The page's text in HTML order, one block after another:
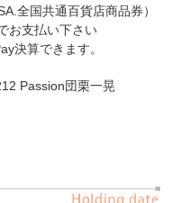
全国共通百貨店商品券）
お支払い下さい
決算できます。
Passion団栗一晃